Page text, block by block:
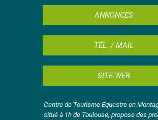
ANNONCES
TÉL. / MAIL
SITE WEB
Centre de Tourisme Equestre en
situé à 1h de Toulouse, propose des